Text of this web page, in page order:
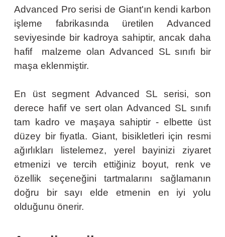
Advanced Pro serisi de Giant'ın kendi karbon
işleme fabrikasında üretilen Advanced
seviyesinde bir kadroya sahiptir, ancak daha
hafif malzeme olan Advanced SL sınıfı bir
maşa eklenmiştir.
En üst segment Advanced SL serisi, son
derece hafif ve sert olan Advanced SL sınıfı
tam kadro ve maşaya sahiptir - elbette üst
düzey bir fiyatla. Giant, bisikletleri için resmi
ağırlıkları listelemez, yerel bayinizi ziyaret
etmenizi ve tercih ettiğiniz boyut, renk ve
özellik seçeneğini tartmalarını sağlamanın
doğru bir sayı elde etmenin en iyi yolu
olduğunu önerir.